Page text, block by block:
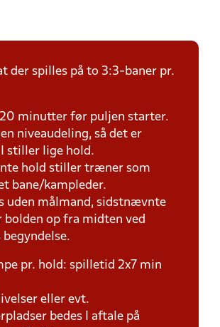
der spilles på to 3:3-baner pr.
minutter før puljen starter.
niveaudeling, så det er
stiller lige hold.
hold stiller træner som
bane/kampleder.
uden målmand, sidstnævnte
bolden op fra midten ved
begyndelse.
pr. hold: spilletid 2x7 min
eller evt.
bedes I aftale på